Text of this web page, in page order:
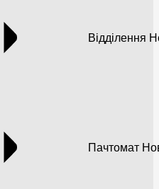
Відділення
Пачтомат